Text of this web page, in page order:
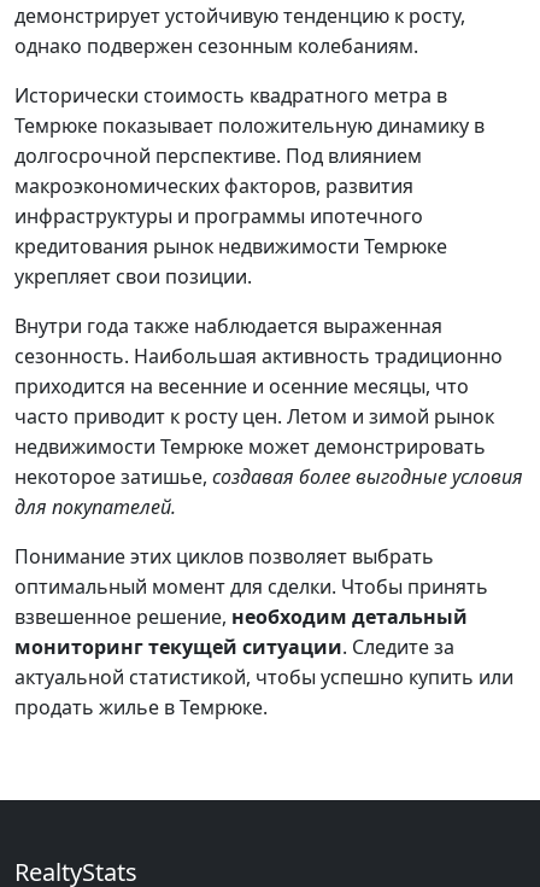
демонстрирует устойчивую тенденцию к росту,
однако подвержен сезонным колебаниям.
Исторически стоимость квадратного метра в
Темрюке показывает положительную динамику в
долгосрочной перспективе. Под влиянием
макроэкономических факторов, развития
инфраструктуры и программы ипотечного
кредитования рынок недвижимости Темрюке
укрепляет свои позиции.
Внутри года также наблюдается выраженная
сезонность. Наибольшая активность традиционно
приходится на весенние и осенние месяцы, что
часто приводит к росту цен. Летом и зимой рынок
недвижимости Темрюке может демонстрировать
некоторое затишье, создавая более выгодные условия
для покупателей.
Понимание этих циклов позволяет выбрать
оптимальный момент для сделки. Чтобы принять
взвешенное решение, необходим детальный
мониторинг текущей ситуации. Следите за
актуальной статистикой, чтобы успешно купить или
продать жилье в Темрюке.
RealtyStats